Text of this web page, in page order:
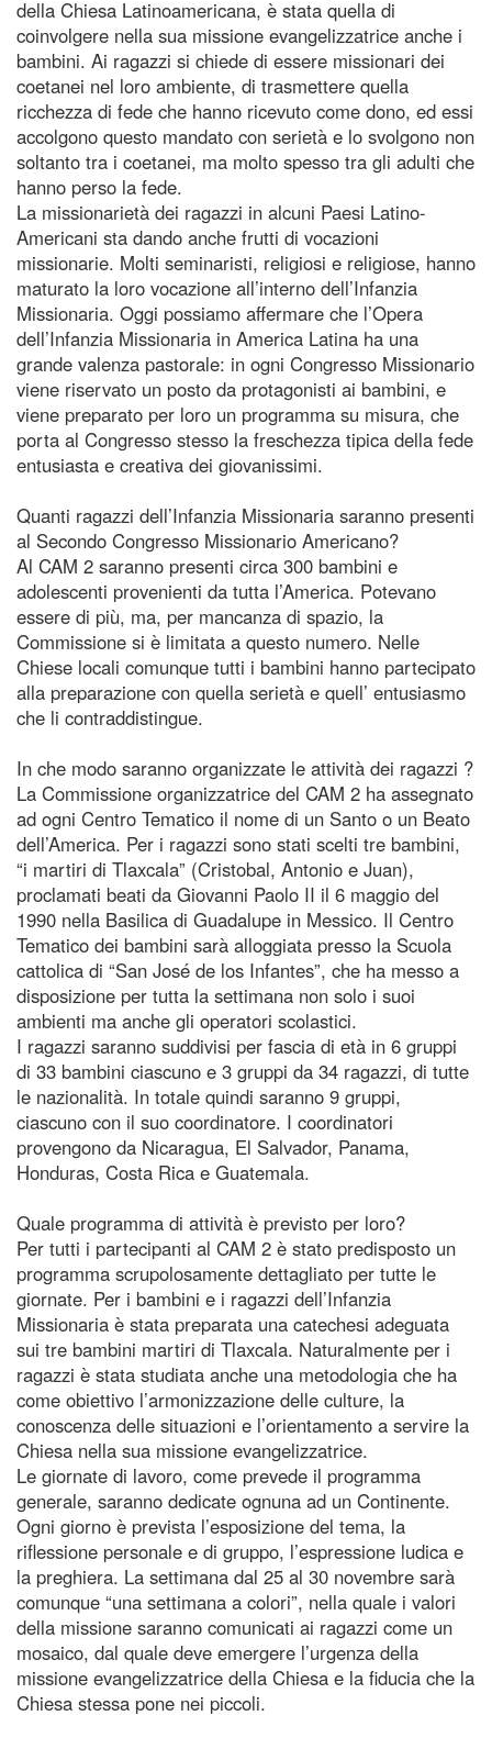
della Chiesa Latinoamericana, è stata quella di
coinvolgere nella sua missione evangelizzatrice anche i
bambini. Ai ragazzi si chiede di essere missionari dei
coetanei nel loro ambiente, di trasmettere quella
ricchezza di fede che hanno ricevuto come dono, ed essi
accolgono questo mandato con serietà e lo svolgono non
soltanto tra i coetanei, ma molto spesso tra gli adulti che
hanno perso la fede.
La missionarietà dei ragazzi in alcuni Paesi Latino-
Americani sta dando anche frutti di vocazioni
missionarie. Molti seminaristi, religiosi e religiose, hanno
maturato la loro vocazione all’interno dell’Infanzia
Missionaria. Oggi possiamo affermare che l’Opera
dell’Infanzia Missionaria in America Latina ha una
grande valenza pastorale: in ogni Congresso Missionario
viene riservato un posto da protagonisti ai bambini, e
viene preparato per loro un programma su misura, che
porta al Congresso stesso la freschezza tipica della fede
entusiasta e creativa dei giovanissimi.
Quanti ragazzi dell’Infanzia Missionaria saranno presenti
al Secondo Congresso Missionario Americano?
Al CAM 2 saranno presenti circa 300 bambini e
adolescenti provenienti da tutta l’America. Potevano
essere di più, ma, per mancanza di spazio, la
Commissione si è limitata a questo numero. Nelle
Chiese locali comunque tutti i bambini hanno partecipato
alla preparazione con quella serietà e quell’ entusiasmo
che li contraddistingue.
In che modo saranno organizzate le attività dei ragazzi ?
La Commissione organizzatrice del CAM 2 ha assegnato
ad ogni Centro Tematico il nome di un Santo o un Beato
dell’America. Per i ragazzi sono stati scelti tre bambini,
“i martiri di Tlaxcala” (Cristobal, Antonio e Juan),
proclamati beati da Giovanni Paolo II il 6 maggio del
1990 nella Basilica di Guadalupe in Messico. Il Centro
Tematico dei bambini sarà alloggiata presso la Scuola
cattolica di “San José de los Infantes”, che ha messo a
disposizione per tutta la settimana non solo i suoi
ambienti ma anche gli operatori scolastici.
I ragazzi saranno suddivisi per fascia di età in 6 gruppi
di 33 bambini ciascuno e 3 gruppi da 34 ragazzi, di tutte
le nazionalità. In totale quindi saranno 9 gruppi,
ciascuno con il suo coordinatore. I coordinatori
provengono da Nicaragua, El Salvador, Panama,
Honduras, Costa Rica e Guatemala.
Quale programma di attività è previsto per loro?
Per tutti i partecipanti al CAM 2 è stato predisposto un
programma scrupolosamente dettagliato per tutte le
giornate. Per i bambini e i ragazzi dell’Infanzia
Missionaria è stata preparata una catechesi adeguata
sui tre bambini martiri di Tlaxcala. Naturalmente per i
ragazzi è stata studiata anche una metodologia che ha
come obiettivo l’armonizzazione delle culture, la
conoscenza delle situazioni e l’orientamento a servire la
Chiesa nella sua missione evangelizzatrice.
Le giornate di lavoro, come prevede il programma
generale, saranno dedicate ognuna ad un Continente.
Ogni giorno è prevista l’esposizione del tema, la
riflessione personale e di gruppo, l’espressione ludica e
la preghiera. La settimana dal 25 al 30 novembre sarà
comunque “una settimana a colori”, nella quale i valori
della missione saranno comunicati ai ragazzi come un
mosaico, dal quale deve emergere l’urgenza della
missione evangelizzatrice della Chiesa e la fiducia che la
Chiesa stessa pone nei piccoli.